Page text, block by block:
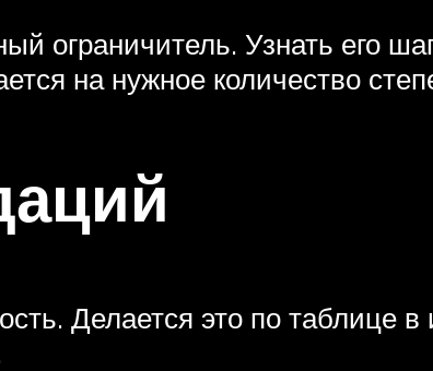
ограничитель. Узнать его
на нужное количество
Делается это по таблице в